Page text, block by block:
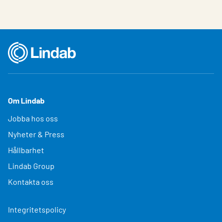
Om Lindab
Jobba hos oss
Nyheter & Press
Hållbarhet
Lindab Group
Kontakta oss
Integritetspolicy